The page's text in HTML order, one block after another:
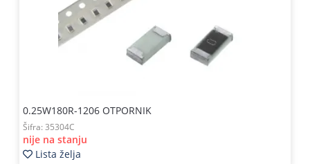
oprema,računari
Strujni
0.25W180R-1206 OTPORNIK
Šifra: 35304C
nije na stanju
Lista želja